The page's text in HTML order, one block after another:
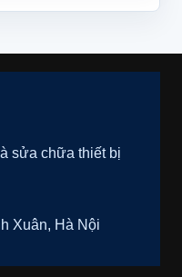
sửa chữa thiết bị
Xuân, Hà Nội